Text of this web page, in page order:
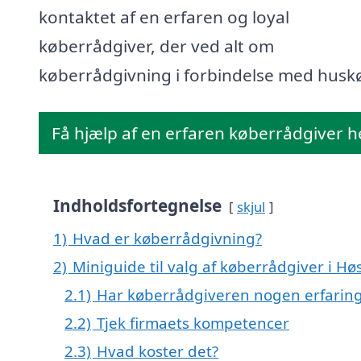
kontaktet af en erfaren og loyal
køberrådgiver, der ved alt om
køberrådgivning i forbindelse med
Få hjælp af en erfaren køberrådgiver
Indholdsfortegnelse skjul
1) Hvad er køberrådgivning?
2) Miniguide til valg af køberrådgiver i
2.1) Har køberrådgiveren nogen
2.2) Tjek firmaets kompetencer
2.3) Hvad koster det?